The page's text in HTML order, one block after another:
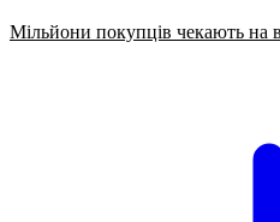
Мільйони покупців чекають на